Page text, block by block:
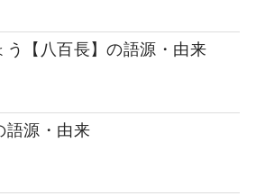
う【八百長】の語源・由来
語源・由来